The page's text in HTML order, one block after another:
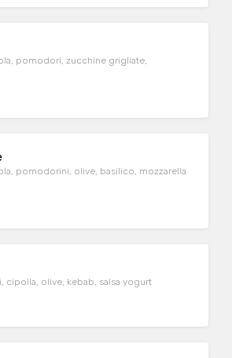
pomodori, zucchine grigliate,
pomodorini, olive, basilico, mozzarella
cipolla, olive, kebab, salsa yogurt